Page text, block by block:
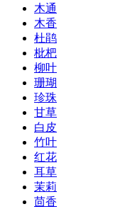
木通
木香
杜鹃
枇杷
柳叶
珊瑚
珍珠
甘草
白皮
竹叶
红花
耳草
茉莉
茴香